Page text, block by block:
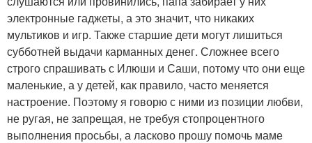
электронные гаджеты, а это значит, что никаких
мультиков и игр. Также старшие дети могут лишиться
субботней выдачи карманных денег. Сложнее всего
строго спрашивать с Илюши и Саши, потому что они еще
маленькие, а у детей, как правило, часто меняется
настроение. Поэтому я говорю с ними из позиции любви,
не ругая, не запрещая, не требуя стопроцентного
выполнения просьбы, а ласково прошу помочь маме